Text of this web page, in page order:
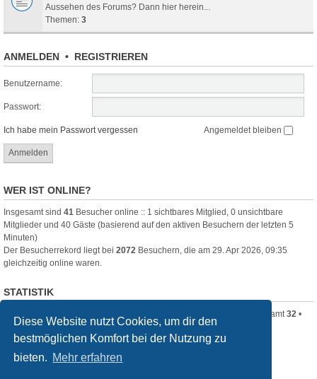
Diese Website nutzt Cookies, um dir den
bestmöglichen Komfort bei der Nutzung zu
bieten. Mehr erfahren
Aussehen des Forums? Dann hier herein...
Themen: 3
ANMELDEN • REGISTRIEREN
Benutzername:
Passwort:
Ich habe mein Passwort vergessen Angemeldet bleiben
WER IST ONLINE?
Insgesamt sind 41 Besucher online :: 1 sichtbares Mitglied, 0 unsichtbare
Mitglieder und 40 Gäste (basierend auf den aktiven Besuchern der letzten 5
Minuten)
Der Besucherrekord liegt bei 2072 Besuchern, die am 29. Apr 2026, 09:35
gleichzeitig online waren.
STATISTIK
• Mitglieder insgesamt32 •
Unser neuestes Mitglied:mitimos767
filmquiz.de Alle Foren